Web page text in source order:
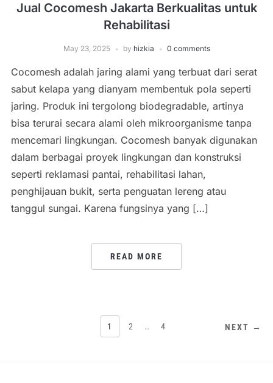
Jual Cocomesh Jakarta Berkualitas untuk
Rehabilitasi
May 23, 2025 by hizkia 0 comments
Cocomesh adalah jaring alami yang terbuat dari serat
sabut kelapa yang dianyam membentuk pola seperti
jaring. Produk ini tergolong biodegradable, artinya
bisa terurai secara alami oleh mikroorganisme tanpa
mencemari lingkungan. Cocomesh banyak digunakan
dalam berbagai proyek lingkungan dan konstruksi
seperti reklamasi pantai, rehabilitasi lahan,
penghijauan bukit, serta penguatan lereng atau
tanggul sungai. Karena fungsinya yang […]
READ MORE
PAGINATION
1 2 … 4 NEXT →